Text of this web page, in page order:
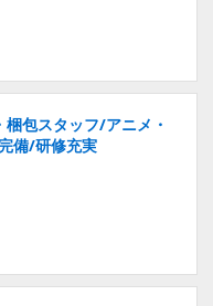
梱包スタッフ/アニメ・
備/研修充実